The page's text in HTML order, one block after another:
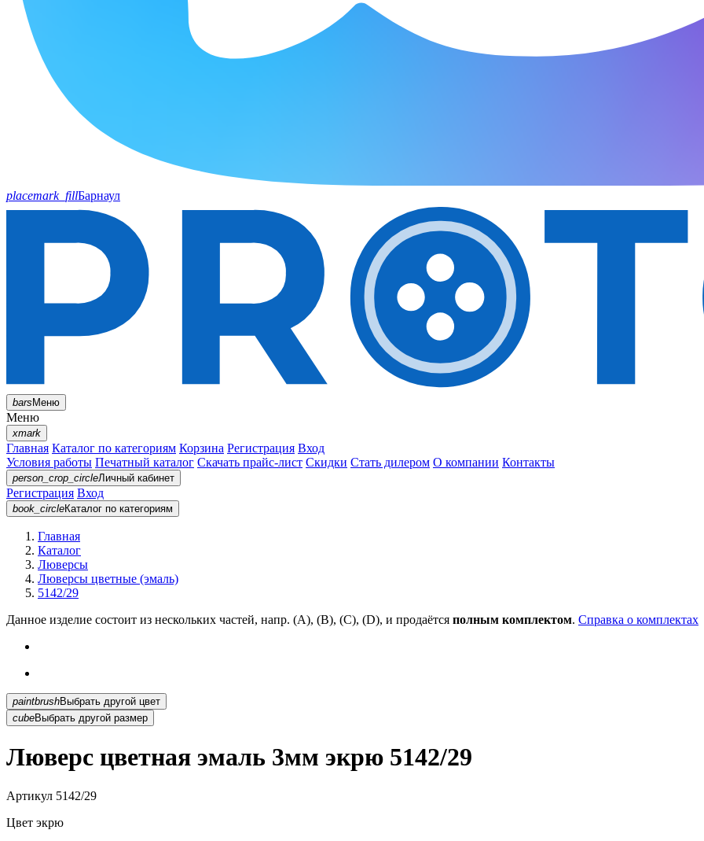
placemark_fillБарнаул
barsМеню
Меню
xmark
Главная Каталог по категориям Корзина Регистрация Вход
Условия работы Печатный каталог Скачать прайс-лист Скидки Стать дилером О компании Контакты
person_crop_circleЛичный кабинет
Регистрация Вход
book_circleКаталог по категориям
Главная
Каталог
Люверсы
Люверсы цветные (эмаль)
5142/29
Данное изделие состоит из нескольких частей, напр. (А), (B), (С), (D), и продаётся полным комплектом. Справка о комплектах
paintbrush
Выбрать другой цвет
cubeВыбрать другой размер
Люверс цветная эмаль 3мм экрю 5142/29
Артикул 5142/29
Цвет экрю